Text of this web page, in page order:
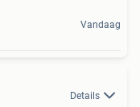
Vandaag
Details